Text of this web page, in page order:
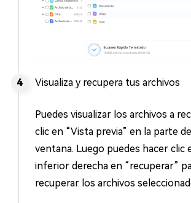
Visualiza y recupera tus archivos
Puedes visualizar los archivos a
clic en “Vista previa” en la parte
ventana. Luego puedes hacer clic
inferior derecha en “recuperar”
recuperar los archivos